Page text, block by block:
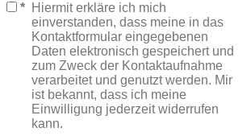
*
Hiermit erkläre ich mich
einverstanden, dass meine in das
Kontaktformular eingegebenen
Daten elektronisch gespeichert und
zum Zweck der Kontaktaufnahme
verarbeitet und genutzt werden. Mir
ist bekannt, dass ich meine
Einwilligung jederzeit widerrufen
kann.